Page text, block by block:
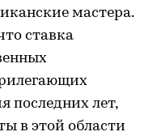
мастера.
ставка
последних лет,
в этой области